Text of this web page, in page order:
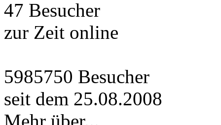
47 Besucher
zur Zeit online
5985750 Besucher
seit dem 25.08.2008